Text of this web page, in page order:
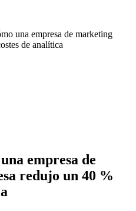
una empresa de marketing
de analítica
empresa de
redujo un 40 %